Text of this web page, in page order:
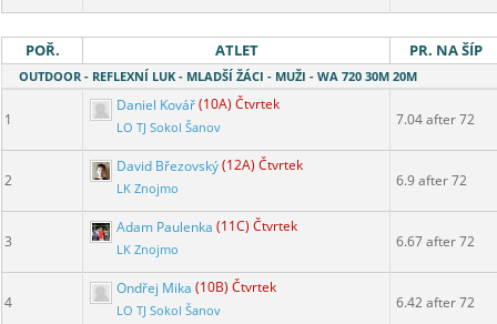
POŘ. ATLET PR. NA ŠÍP
OUTDOOR - REFLEXNÍ LUK - MLADŠÍ ŽÁCI - MUŽI - WA 720 30M 20M
1
Daniel Kovář(10A) Čtvrtek
LO TJ Sokol Šanov 7.04 after 72
2
David Březovský(12A) Čtvrtek
LK Znojmo 6.9 after 72
3
Adam Paulenka (11C) Čtvrtek
LK Znojmo 6.67 after 72
4
Ondřej Mika (10B) Čtvrtek
LO TJ Sokol Šanov 6.42 after 72